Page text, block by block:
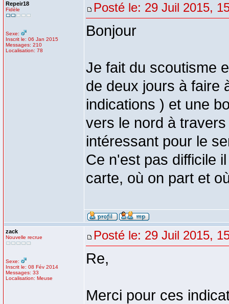
Repeir18
Fidèle
Sexe:
Inscrit le: 06 Jan 2015
Messages: 210
Localisation: 78
Posté le: 29 Juil 2015,
Bonjour
Je fait du scoutisme
de deux jours à faire
indications ) et une
vers le nord à
intéressant pour le
Ce n'est pas difficile
carte, où on part et
zack
Nouvelle recrue
Sexe:
Inscrit le: 08 Fév 2014
Messages: 33
Localisation: Meuse
Posté le: 29 Juil 2015,
Re,
Merci pour ces